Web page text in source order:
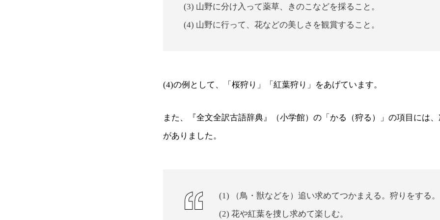
(3) 山野に分け入って薬草、きのこなどを採ること。
(4) 山野に行って、花などの美しさを観賞すること。
(4)の例として、「桜狩り」「紅葉狩り」をあげています。
また、『全文全訳古語辞典』（小学館）の「かる（狩る）」の項目には
がありました。
(1) （鳥・獣などを）追い求めてつかまえる。狩りをする。
(2) 花や紅葉を捜し求めて楽しむ。